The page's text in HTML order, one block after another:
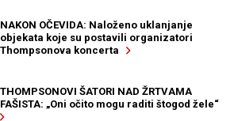
NAKON OČEVIDA: Naloženo uklanjanje
objekata koje su postavili organizatori
Thompsonova koncerta
THOMPSONOVI ŠATORI NAD ŽRTVAMA
FAŠISTA: „Oni očito mogu raditi štogod žele“